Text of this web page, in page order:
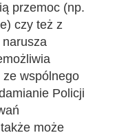
przemoc (np.
czy też z
wspólnego
Policji
może